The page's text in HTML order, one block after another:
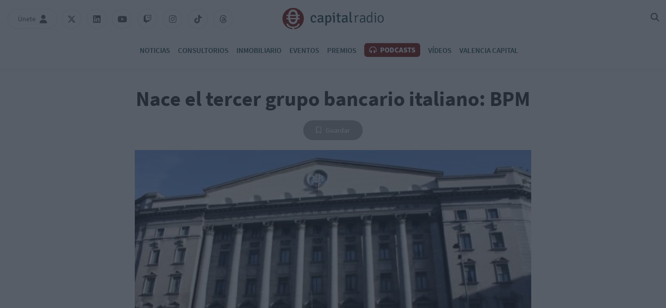
Únete
NOTICIAS CONSULTORIOS INMOBILIARIO EVENTOS PREMIOS PODCASTS VÍDEOS VALENCIA CAPITAL
Nace el tercer grupo bancario italiano: BPM